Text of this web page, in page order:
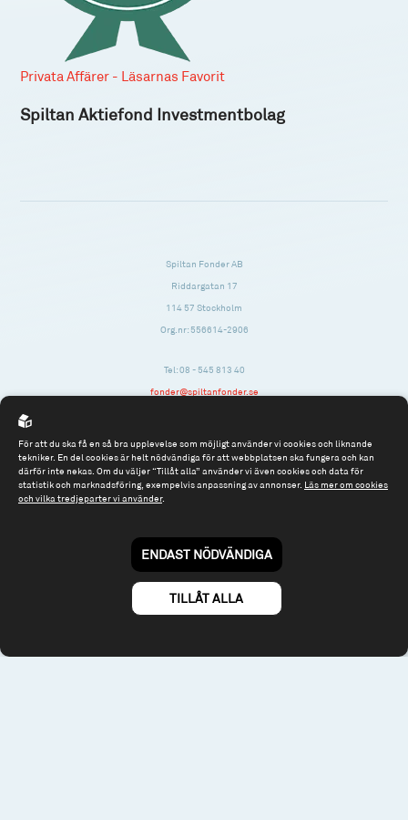
Privata Affärer - Läsarnas Favorit
Spiltan Aktiefond Investmentbolag
Spiltan Fonder AB
Riddargatan 17
114 57 Stockholm
Org.nr: 556614-2906
Tel: 08 - 545 813 40
fonder@spiltanfonder.se
Risk och rådgivning
Till spiltan.se
© 2026 - Spiltan Fonder AB
För att du ska få en så bra upplevelse som möjligt använder vi cookies och liknande
tekniker. En del cookies är helt nödvändiga för att webbplatsen ska fungera och kan
därför inte nekas. Om du väljer “Tillåt alla” använder vi även cookies och data för
statistik och marknadsföring, exempelvis anpassning av annonser. Läs mer om cookies
och vilka tredjeparter vi använder.
ENDAST NÖDVÄNDIGA
TILLÅT ALLA